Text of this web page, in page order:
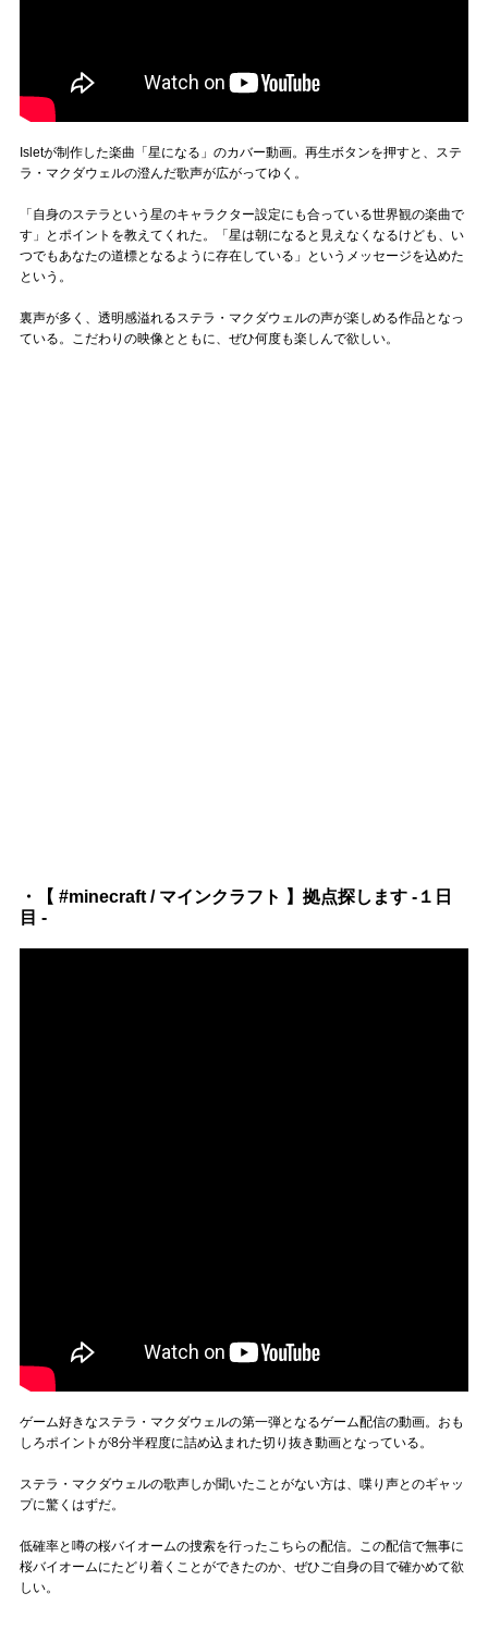
Isletが制作した楽曲「星になる」のカバー動画。再生ボタンを押すと、ステ
ラ・マクダウェルの澄んだ歌声が広がってゆく。
「自身のステラという星のキャラクター設定にも合っている世界観の楽曲で
す」とポイントを教えてくれた。「星は朝になると見えなくなるけども、い
つでもあなたの道標となるように存在している」というメッセージを込めた
という。
裏声が多く、透明感溢れるステラ・マクダウェルの声が楽しめる作品となっ
ている。こだわりの映像とともに、ぜひ何度も楽しんで欲しい。
・【 #minecraft / マインクラフト 】拠点探します -１日
目 -
ゲーム好きなステラ・マクダウェルの第一弾となるゲーム配信の動画。おも
しろポイントが8分半程度に詰め込まれた切り抜き動画となっている。
ステラ・マクダウェルの歌声しか聞いたことがない方は、喋り声とのギャッ
プに驚くはずだ。
低確率と噂の桜バイオームの捜索を行ったこちらの配信。この配信で無事に
桜バイオームにたどり着くことができたのか、ぜひご自身の目で確かめて欲
しい。